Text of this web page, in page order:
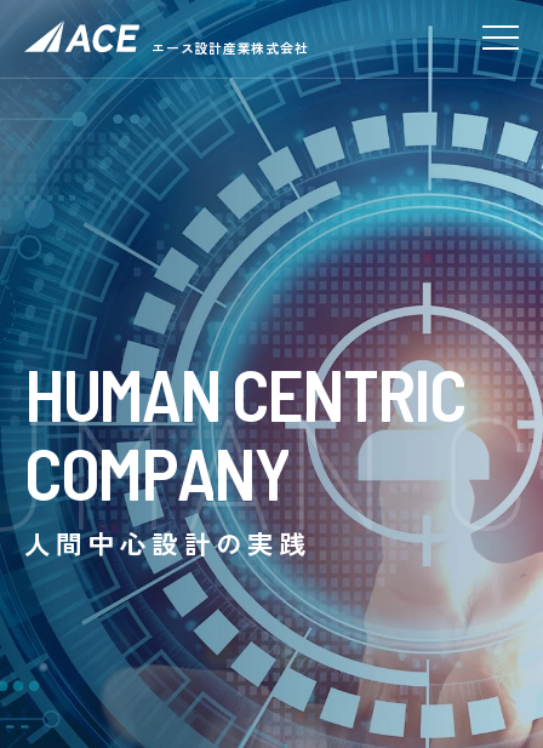
エース設計産業株式会社
HUMANCENTRIC
COMPANY
人間中心設計の実践